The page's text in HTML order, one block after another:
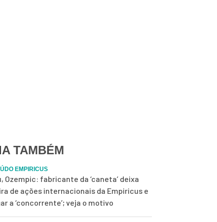
TAMBÉM
EMPIRICUS
Ozempic: fabricante da ‘caneta’ deixa
de ações internacionais da Empiricus e
a ‘concorrente’; veja o motivo